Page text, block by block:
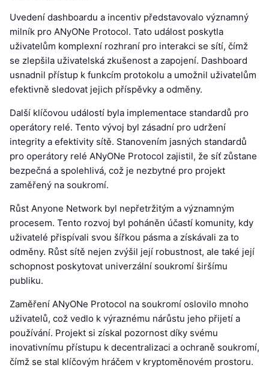
Uvedení dashboardu a incentiv představovalo významný
milník pro ANyONe Protocol. Tato událost poskytla
uživatelům komplexní rozhraní pro interakci se sítí, čímž
se zlepšila uživatelská zkušenost a zapojení. Dashboard
usnadnil přístup k funkcím protokolu a umožnil uživatelům
efektivně sledovat jejich příspěvky a odměny.
Další klíčovou událostí byla implementace standardů pro
operátory relé. Tento vývoj byl zásadní pro udržení
integrity a efektivity sítě. Stanovením jasných standardů
pro operátory relé ANyONe Protocol zajistil, že síť zůstane
bezpečná a spolehlivá, což je nezbytné pro projekt
zaměřený na soukromí.
Růst Anyone Network byl nepřetržitým a významným
procesem. Tento rozvoj byl poháněn účastí komunity, kdy
uživatelé přispívali svou šířkou pásma a získávali za to
odměny. Růst sítě nejen zvýšil její robustnost, ale také její
schopnost poskytovat univerzální soukromí širšímu
publiku.
Zaměření ANyONe Protocol na soukromí oslovilo mnoho
uživatelů, což vedlo k výraznému nárůstu jeho přijetí a
používání. Projekt si získal pozornost díky svému
inovativnímu přístupu k decentralizaci a ochraně soukromí,
čímž se stal klíčovým hráčem v kryptoměnovém prostoru.